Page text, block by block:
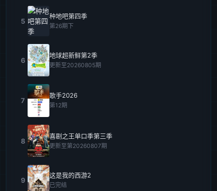
5
种地吧第四季
第26期下
6
地球超新鲜第2季
更新至20260805期
7
歌手2026
第12期
8
喜剧之王单口季第三季
更新至第20260807期
9
这是我的西游2
已完结